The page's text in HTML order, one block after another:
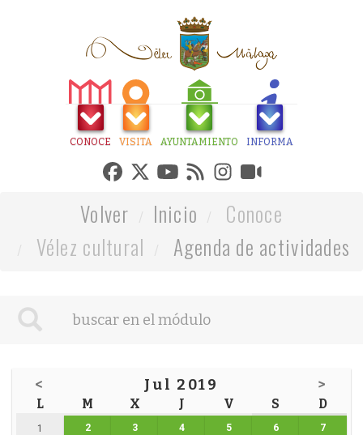
CONOCE VISITA AYUNTAMIENTO INFORMA
Volver Inicio
Conoce
Vélez cultural
Agenda de actividades
< Jul 2019 >
L M X J V S D
1 2 3 4 5 6 7